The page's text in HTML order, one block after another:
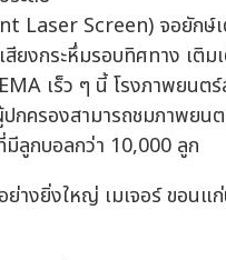
Laser Screen) จอยักษ์
สียงกระหึ่มรอบทิศทาง เติ
เร็ว ๆ นี้ โรงภาพยน
กครองสามารถชมภาพยน
มีลูกบอลกว่า 10,000 ลูก
ย่างยิ่งใหญ่ เมเจอร์ ขอ